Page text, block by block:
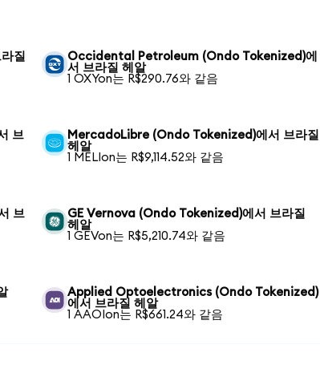
질
Occidental Petroleum (Ondo Tokenized)에
서 브라질 헤알
1 OXYon는 R$290.76와 같음
브
MercadoLibre (Ondo Tokenized)에서 브라질
헤알
1 MELIon는 R$9,114.52와 같음
브
GE Vernova (Ondo Tokenized)에서 브라질
헤알
1 GEVon는 R$5,210.74와 같음
Applied Optoelectronics (Ondo Tokenized)
에서 브라질 헤알
1 AAOIon는 R$661.24와 같음